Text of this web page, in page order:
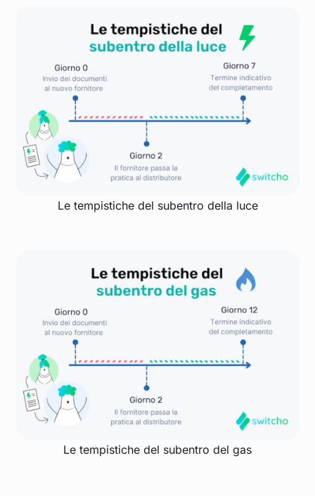
Le tempistiche del subentro della luce
Le tempistiche del subentro del gas